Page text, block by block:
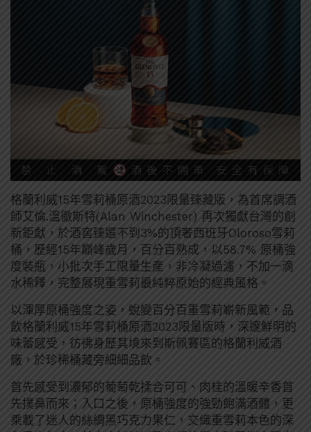
格蘭利威15年雪莉桶原酒2023限量臻藏版，為首席調酒
師艾倫.溫徹斯特(Alan Winchester) 再次獨獻台灣的創
新鉅獻，於酒窖臻選不到3%的頂奢西班牙Oloroso雪莉
桶，歷經15年巔峰歲月，百分百熟成，以58.7% 原桶強
度裝瓶，小批次手工限量生產，非冷凝過濾，不加一滴
水稀釋，完整展現重雪莉最純粹原始的經典風格。
以渾厚原桶強度之姿，蛻變百分百重雪莉嶄新風範，品
飲格蘭利威15年雪莉桶原酒2023限量版時，深邃鮮明的
味蕾感受，彷彿身歷其境來到斯佩賽區的格蘭利威酒
廠，於珍稀桶藏旁細細品飲。
首先感受到濃郁的葡萄乾揉合可可、肉桂的溫暖辛香首
先撲鼻而來；入口之後，原桶強度的強勁飽滿酒體，更
乘載了迷人的絲綢黑巧克力果仁，交織重雪莉本色的深